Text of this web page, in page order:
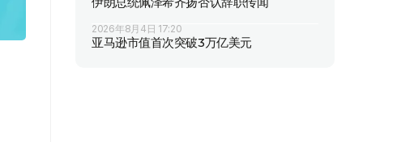
2026年8月4日 17:20
亚马逊市值首次突破3万亿美元